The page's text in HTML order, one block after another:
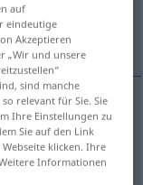
auf
eindeutige
Akzeptieren
„Wir und unsere
sind manche
relevant für Sie. Sie
Ihre Einstellungen zu
Sie auf den Link
klicken. Ihre
Informationen